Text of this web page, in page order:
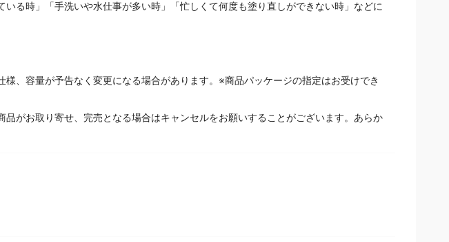
いる時」「手洗いや水仕事が多い時」「忙しくて何度も塗り直しができない時」などに
様、容量が予告なく変更になる場合があります。※商品パッケージの指定はお受けでき
がお取り寄せ、完売となる場合はキャンセルをお願いすることがございます。あらか